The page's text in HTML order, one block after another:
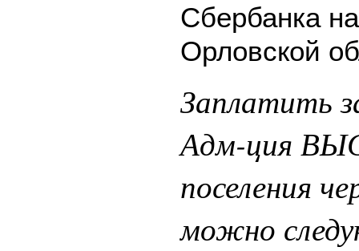
Сбербанка
Орловской
Адм-ция
поселения
можно